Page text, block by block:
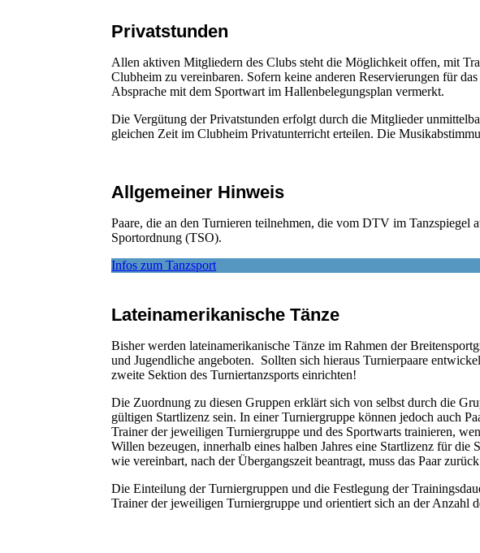
Privatstunden
Allen aktiven Mitgliedern des Clubs steht die Möglichkeit offen, mit
Clubheim zu vereinbaren. Sofern keine anderen Reservierungen für
Absprache mit dem Sportwart im Hallenbelegungsplan vermerkt.
Die Vergütung der Privatstunden erfolgt durch die Mitglieder
gleichen Zeit im Clubheim Privatunterricht erteilen. Die
Allgemeiner Hinweis
Paare, die an den Turnieren teilnehmen, die vom DTV im Tanzspiegel
Sportordnung (TSO).
Infos zum Tanzsport
Lateinamerikanische Tänze
Bisher werden lateinamerikanische Tänze im Rahmen der
und Jugendliche angeboten. Sollten sich hieraus Turnierpaare
zweite Sektion des Turniertanzsports einrichten!
Die Zuordnung zu diesen Gruppen erklärt sich von selbst durch die
gültigen Startlizenz sein. In einer Turniergruppe können jedoch auch
Trainer der jeweiligen Turniergruppe und des Sportwarts trainieren,
Willen bezeugen, innerhalb eines halben Jahres eine Startlizenz für die
wie vereinbart, nach der Übergangszeit beantragt, muss das Paar
Die Einteilung der Turniergruppen und die Festlegung der
Trainer der jeweiligen Turniergruppe und orientiert sich an der Anzahl